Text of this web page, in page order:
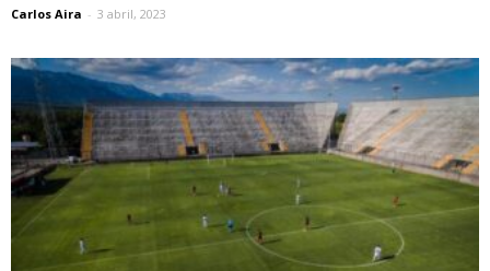
Carlos Aira - 3 abril, 2023